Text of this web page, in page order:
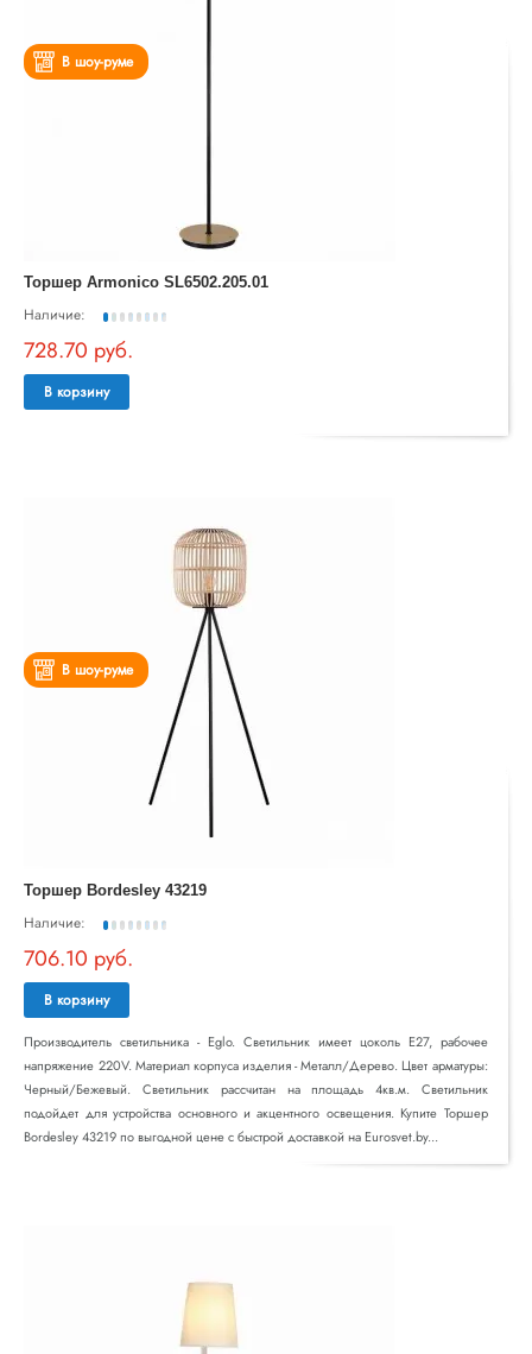
В шоу-руме
Торшер Armonico SL6502.205.01
Наличие:
728.70 руб.
В корзину
В шоу-руме
Торшер Bordesley 43219
Наличие:
706.10 руб.
В корзину
Производитель светильника - Eglo. Светильник имеет цоколь E27, рабочее
напряжение 220V. Материал корпуса изделия - Металл/Дерево. Цвет арматуры:
Черный/Бежевый. Светильник рассчитан на площадь 4кв.м. Светильник
подойдет для устройства основного и акцентного освещения. Купите Торшер
Bordesley 43219 по выгодной цене с быстрой доставкой на Eurosvet.by...